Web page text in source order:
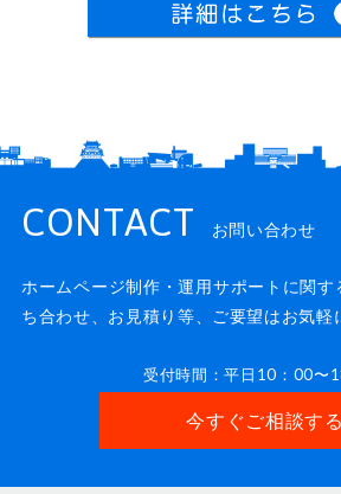
CONTACT お問い合わせ
ホームページ制作・運用サポートに関す
ち合わせ、お見積り等、ご要望はお気軽
受付時間：平日10：00〜
今すぐご相談する